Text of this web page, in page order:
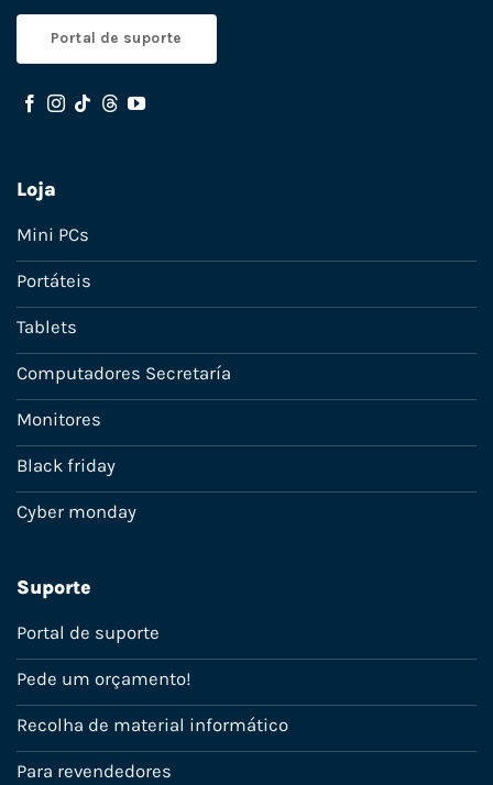
Portal de suporte
Loja
Mini PCs
Portáteis
Tablets
Computadores Secretaría
Monitores
Black friday
Cyber monday
Suporte
Portal de suporte
Pede um orçamento!
Recolha de material informático
Para revendedores